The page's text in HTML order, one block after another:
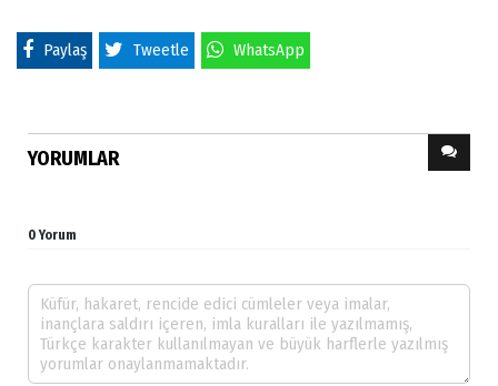
Paylaş Tweetle WhatsApp
YORUMLAR
0 Yorum